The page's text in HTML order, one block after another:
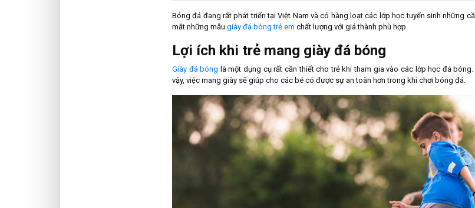
Bóng đá đang rất phát triển tại Việt Nam và có hàng loạt các lớp học tuyển sinh những
mắt những mẫu giày đá bóng trẻ em chất lượng với giá thành phù hợp.
Lợi ích khi trẻ mang giày đá bóng
Giày đá bóng là một dụng cụ rất cần thiết cho trẻ khi tham gia vào các lớp học đá
vậy, việc mang giày sẽ giúp cho các bé có được sự an toàn hơn trong khi chơi bóng đá.